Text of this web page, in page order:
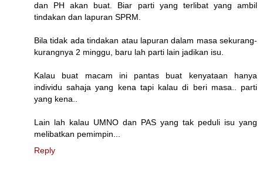
dan PH akan buat. Biar parti yang terlibat yang ambil
tindakan dan lapuran SPRM.
Bila tidak ada tindakan atau lapuran dalam masa sekurang-
kurangnya 2 minggu, baru lah parti lain jadikan isu.
Kalau buat macam ini pantas buat kenyataan hanya
individu sahaja yang kena tapi kalau di beri masa.. parti
yang kena..
Lain lah kalau UMNO dan PAS yang tak peduli isu yang
melibatkan pemimpin...
Reply